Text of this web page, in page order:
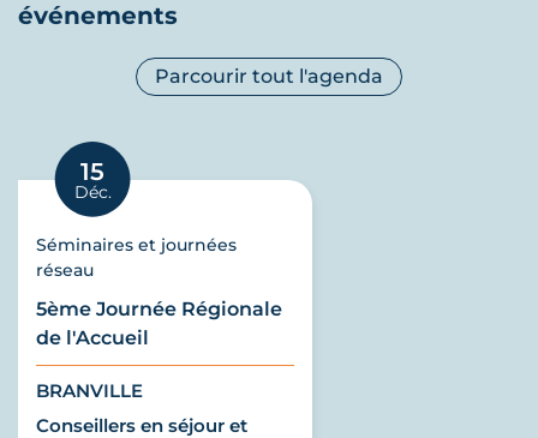
événements
Parcourir tout l'agenda
15
Déc.
Séminaires et journées
réseau
5ème Journée Régionale
de l'Accueil
BRANVILLE
Conseillers en séjour et